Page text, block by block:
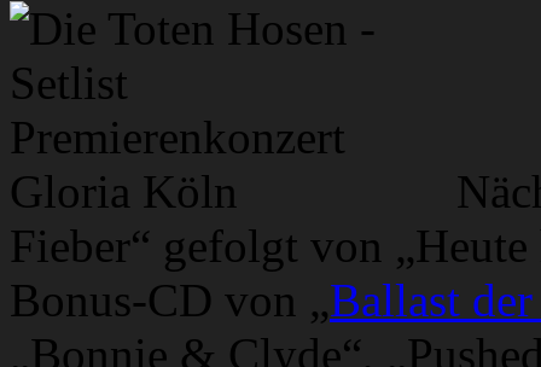
Fieber“ gefolgt von
Bonus-CD von „Ballast
„Bonnie & Clyde“,